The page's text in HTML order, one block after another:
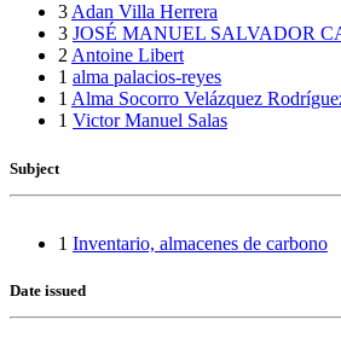
3Adan Villa Herrera
3 JOSÉ MANUEL SALVADOR
2Antoine Libert
1 alma palacios-reyes
1 Alma Socorro Velázquez
1 Victor Manuel Salas
Subject
1 Inventario, almacenes de carbono
Date issued